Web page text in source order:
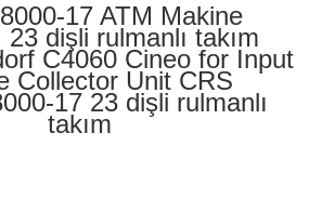
17 ATM Makine
23 dişli rulmanlı takım
C4060 Cineo for Input
Collector Unit CRS
17 23 dişli rulmanlı
takım